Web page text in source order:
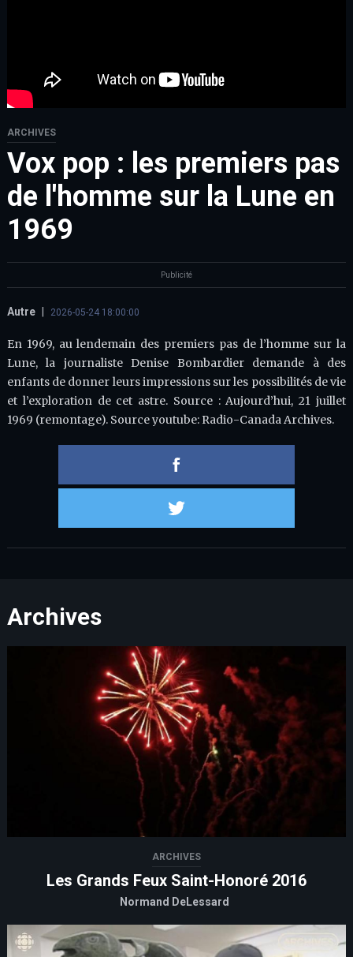
ARCHIVES
Vox pop : les premiers pas
de l'homme sur la Lune en
1969
Publicité
Autre 2026-05-24 18:00:00
En 1969, au lendemain des premiers pas de l’homme sur la
Lune, la journaliste Denise Bombardier demande à des
enfants de donner leurs impressions sur les possibilités de vie
et l’exploration de cet astre. Source : Aujourd’hui, 21 juillet
1969 (remontage). Source youtube: Radio-Canada Archives.
Archives
ARCHIVES
Les Grands Feux Saint-Honoré 2016
Normand DeLessard